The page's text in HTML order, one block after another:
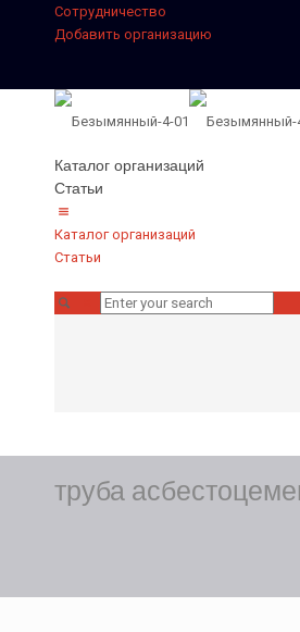
Сотрудничество
Добавить организацию
Каталог организаций
Статьи
Каталог организаций
Статьи
труба